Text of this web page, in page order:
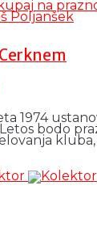
1974
bodo
kluba,